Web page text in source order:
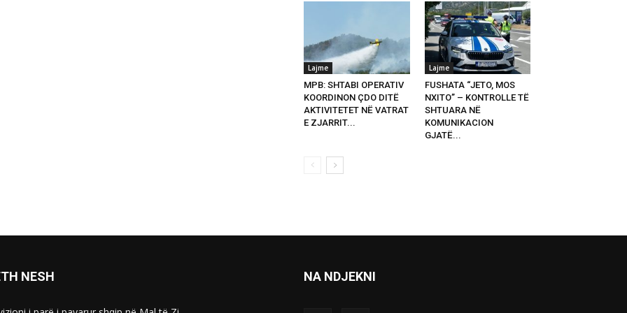
Lajme
MPB: SHTABI OPERATIV
KOORDINON ÇDO DITË
AKTIVITETET NË VATRAT
E ZJARRIT...
Lajme
FUSHATA “JETO, MOS
NXITO” – KONTROLLE TË
SHTUARA NË
KOMUNIKACION
GJATË...
NESH NA NDJEKNI